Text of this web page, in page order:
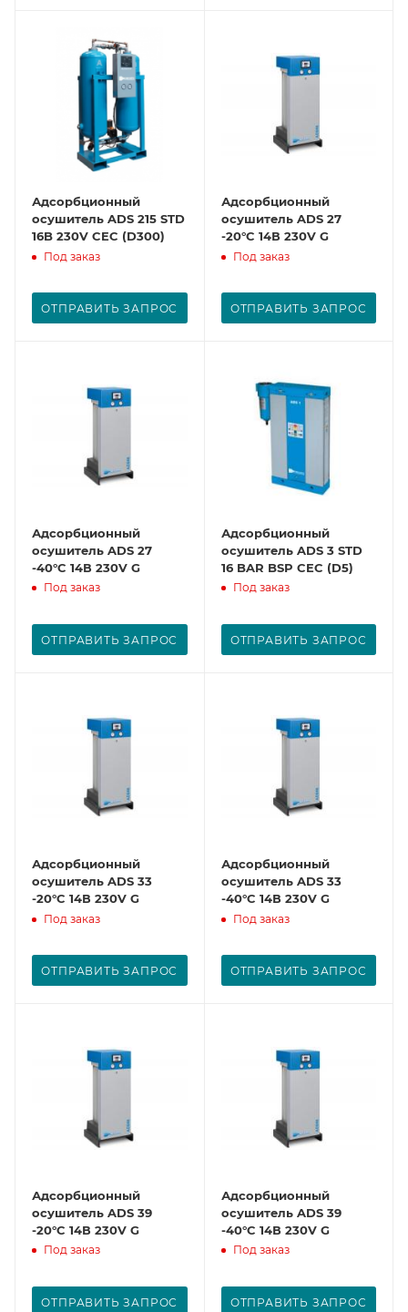
Адсорбционный
осушитель ADS 215 STD
16B 230V CEC (D300)
Под заказ
ОТПРАВИТЬ ЗАПРОС
Адсорбционный
осушитель ADS 27
-20°C 14В 230V G
Под заказ
ОТПРАВИТЬ ЗАПРОС
Адсорбционный
осушитель ADS 27
-40°C 14В 230V G
Под заказ
ОТПРАВИТЬ ЗАПРОС
Адсорбционный
осушитель ADS 3 STD
16 BAR BSP CEC (D5)
Под заказ
ОТПРАВИТЬ ЗАПРОС
Адсорбционный
осушитель ADS 33
-20°C 14В 230V G
Под заказ
ОТПРАВИТЬ ЗАПРОС
Адсорбционный
осушитель ADS 33
-40°C 14В 230V G
Под заказ
ОТПРАВИТЬ ЗАПРОС
Адсорбционный
осушитель ADS 39
-20°C 14В 230V G
Под заказ
ОТПРАВИТЬ ЗАПРОС
Адсорбционный
осушитель ADS 39
-40°C 14В 230V G
Под заказ
ОТПРАВИТЬ ЗАПРОС